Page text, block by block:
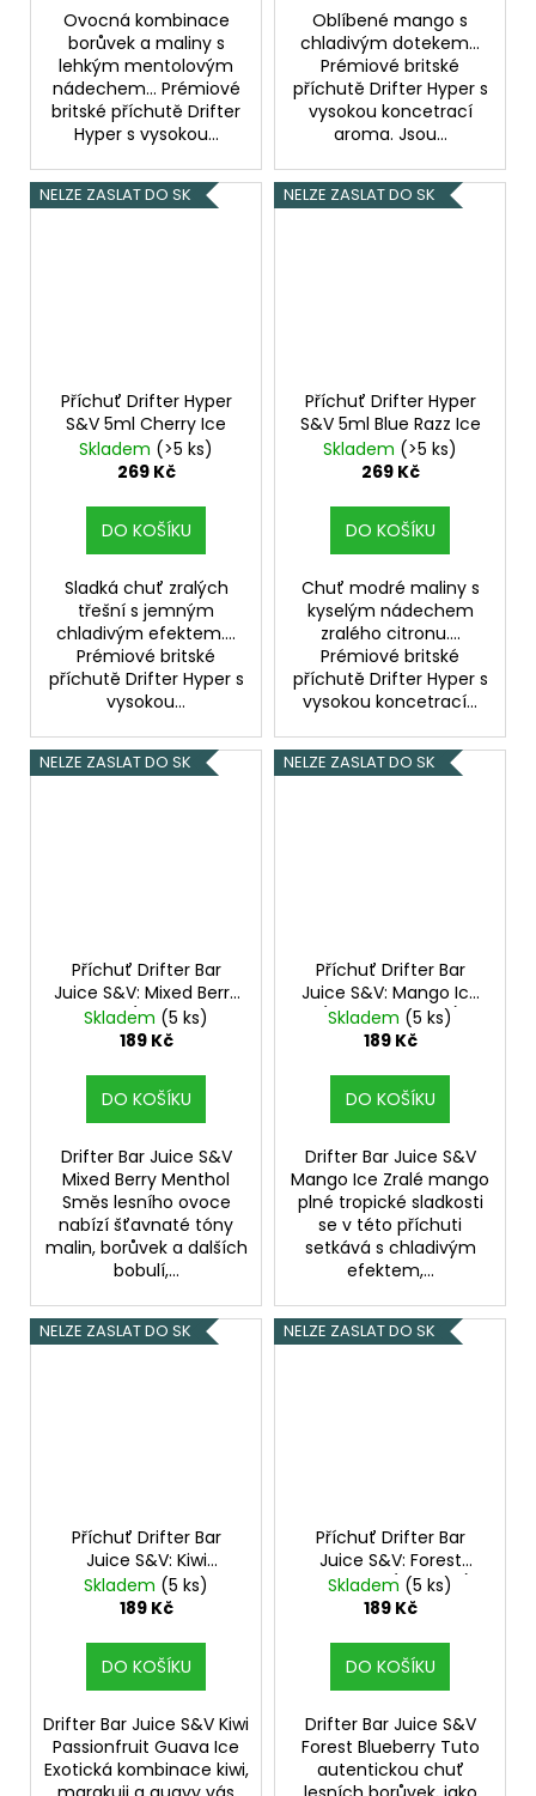
Ovocná kombinace
borůvek a maliny s
lehkým mentolovým
nádechem... Prémiové
britské příchutě Drifter
Hyper s vysokou...
Oblíbené mango s
chladivým dotekem...
Prémiové britské
příchutě Drifter Hyper s
vysokou koncetrací
aroma. Jsou...
NELZE ZASLAT DO SK
Příchuť Drifter Hyper
S&V 5ml Cherry Ice
Skladem (>5 ks)
269 Kč
DO KOŠÍKU
Sladká chuť zralých
třešní s jemným
chladivým efektem....
Prémiové britské
příchutě Drifter Hyper s
vysokou...
NELZE ZASLAT DO SK
Příchuť Drifter Hyper
S&V 5ml Blue Razz Ice
Skladem (>5 ks)
269 Kč
DO KOŠÍKU
Chuť modré maliny s
kyselým nádechem
zralého citronu....
Prémiové britské
příchutě Drifter Hyper s
vysokou koncetrací...
NELZE ZASLAT DO SK
Příchuť Drifter Bar
Juice S&V: Mixed Berry
Menthol (Lesní ovoce
a mentol) 6,0ml
Skladem (5 ks)
189 Kč
DO KOŠÍKU
Drifter Bar Juice S&V
Mixed Berry Menthol
Směs lesního ovoce
nabízí šťavnaté tóny
malin, borůvek a dalších
bobulí,...
NELZE ZASLAT DO SK
Příchuť Drifter Bar
Juice S&V: Mango Ice
(Ledové mango)
6,0ml
Skladem (5 ks)
189 Kč
DO KOŠÍKU
Drifter Bar Juice S&V
Mango Ice Zralé mango
plné tropické sladkosti
se v této příchuti
setkává s chladivým
efektem,...
NELZE ZASLAT DO SK
Příchuť Drifter Bar
Juice S&V: Kiwi
Passionfruit Guava Ice
(Ledové kiwi, marakuja
Skladem (5 ks)
189 Kč
DO KOŠÍKU
Drifter Bar Juice S&V Kiwi
Passionfruit Guava Ice
Exotická kombinace kiwi,
NELZE ZASLAT DO SK
Příchuť Drifter Bar
Juice S&V: Forest
Blueberry (Borůvka)
6,0ml
Skladem (5 ks)
189 Kč
DO KOŠÍKU
Drifter Bar Juice S&V
Forest Blueberry Tuto
autentickou chuť